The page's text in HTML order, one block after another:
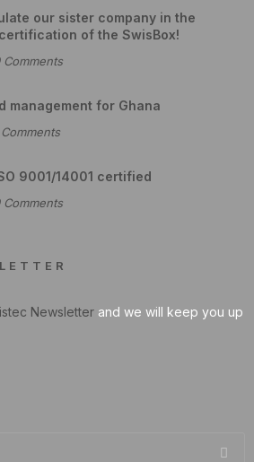
our sister company in the
of the SwisBox!
Comments
management for Ghana
9001/14001 certified
Comments
Newsletter and we will keep you up